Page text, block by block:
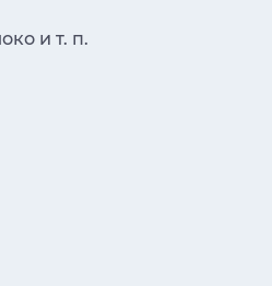
и т. п.